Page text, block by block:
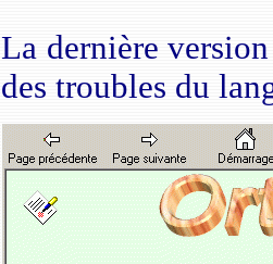
La dernière
des troubles du